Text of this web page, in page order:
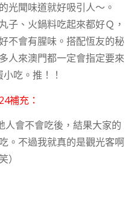
光聞味道就好吸引人～。
子、火鍋料吃起來都好Ｑ，
不會有腥味。搭配恆友的秘
人來澳門都一定會指定要來
吃。推！！
補充：
人會不會吃後，結果大家的
。不過我就真的是觀光客啊
）